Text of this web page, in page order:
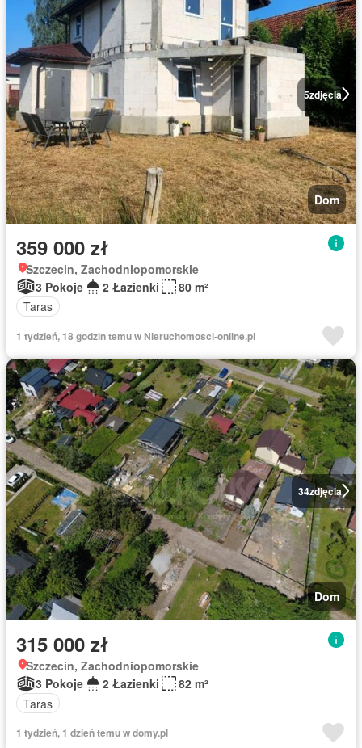
5zdjęcia
Dom
359 000 zł
Szczecin, Zachodniopomorskie
3 Pokoje
2 Łazienki
80 m²
Taras
1 tydzień, 18 godzin temu w Nieruchomosci-online.pl
34zdjęcia
Dom
315 000 zł
Szczecin, Zachodniopomorskie
3 Pokoje
2 Łazienki
82 m²
Taras
1 tydzień, 1 dzień temu w domy.pl